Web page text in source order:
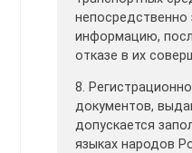
непосредственно
информацию,
отказе в их
8.
документов,
допускается
языках народов